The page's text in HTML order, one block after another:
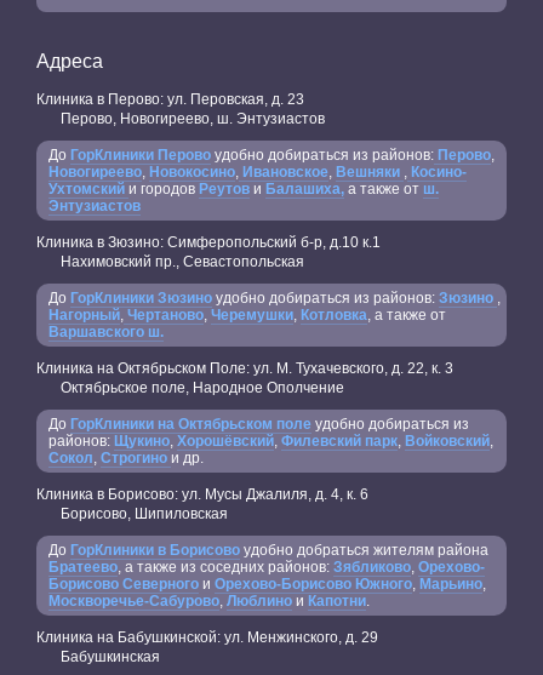
Адреса
Клиника в Перово: ул. Перовская, д. 23
Перово, Новогиреево, ш. Энтузиастов
До ГорКлиники Перово удобно добираться из районов: Перово,
Новогиреево, Новокосино, Ивановское, Вешняки , Косино-
Ухтомский и городов Реутов и Балашиха, а также от ш.
Энтузиастов
Клиника в Зюзино: Симферопольский б-р, д.10 к.1
Нахимовский пр., Севастопольская
До ГорКлиники Зюзино удобно добираться из районов: Зюзино ,
Нагорный, Чертаново, Черемушки, Котловка, а также от
Варшавского ш.
Клиника на Октябрьском Поле: ул. М. Тухачевского, д. 22, к. 3
Октябрьское поле, Народное Ополчение
До ГорКлиники на Октябрьском поле удобно добираться из
районов: Щукино, Хорошёвский, Филевский парк, Войковский,
Сокол, Строгино и др.
Клиника в Борисово: ул. Мусы Джалиля, д. 4, к. 6
Борисово, Шипиловская
До ГорКлиники в Борисово удобно добраться жителям района
Братеево, а также из соседних районов: Зябликово, Орехово-
Борисово Северного и Орехово-Борисово Южного, Марьино,
Москворечье-Сабурово, Люблино и Капотни.
Клиника на Бабушкинской: ул. Менжинского, д. 29
Бабушкинская